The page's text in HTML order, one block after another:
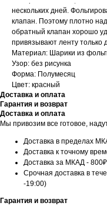
нескольких дней.
клапан. Поэтому плотно
обратный клапан хорошо
привязывают ленту только
Материал: Шарики из
Узор: без рисунка
Форма: Полумесяц
Цвет: красный
Доставка и оплата
Гарантия и возврат
Доставка и оплата
Мы привозим все готовое,
Доставка в пределах
Доставка к точному
Доставка за МКАД -
Срочная доставка в
-19:00)
Гарантия и возврат